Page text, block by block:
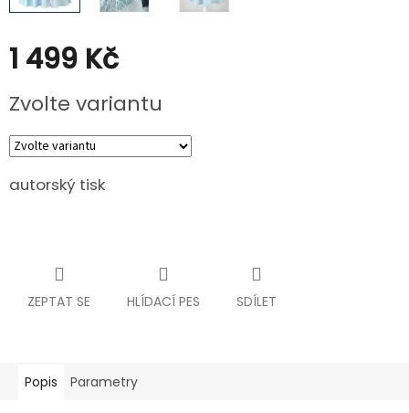
1 499 Kč
cena:
Zvolte variantu
autorský tisk
ZEPTAT SE HLÍDACÍ PES SDÍLET
Popis Parametry